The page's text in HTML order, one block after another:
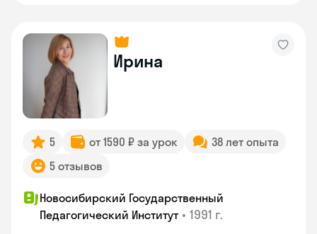
Ирина
5 от 1590 ₽ за урок
38 лет опыта
5 отзывов
Новосибирский Государственный
Педагогический Институт • 1991 г.